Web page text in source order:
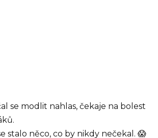
se modlit nahlas, čekaje na bolest
stalo něco, co by nikdy nečekal. 😱